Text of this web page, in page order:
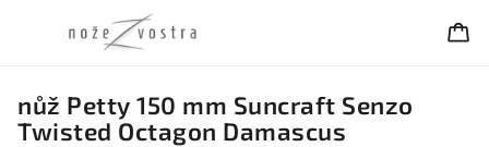
nůž Petty 150 mm Suncraft Senzo
Twisted Octagon Damascus